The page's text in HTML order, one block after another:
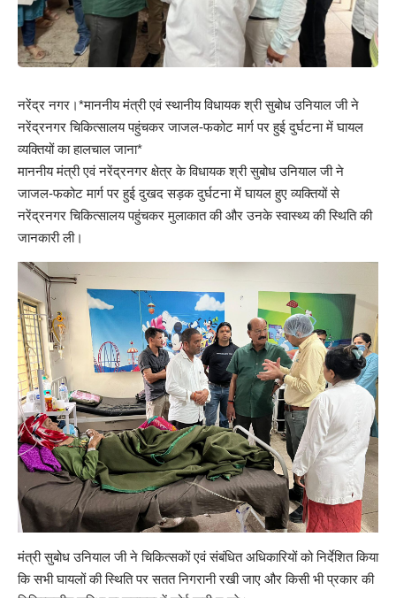
नरेंद्र नगर।*माननीय मंत्री एवं स्थानीय विधायक श्री सुबोध उनियाल जी ने
नरेंद्रनगर चिकित्सालय पहुंचकर जाजल-फकोट मार्ग पर हुई दुर्घटना में घायल
व्यक्तियों का हालचाल जाना*
माननीय मंत्री एवं नरेंद्रनगर क्षेत्र के विधायक श्री सुबोध उनियाल जी ने
जाजल-फकोट मार्ग पर हुई दुखद सड़क दुर्घटना में घायल हुए व्यक्तियों से
नरेंद्रनगर चिकित्सालय पहुंचकर मुलाकात की और उनके स्वास्थ्य की स्थिति की
जानकारी ली।
मंत्री सुबोध उनियाल जी ने चिकित्सकों एवं संबंधित अधिकारियों को निर्देशित किया
कि सभी घायलों की स्थिति पर सतत निगरानी रखी जाए और किसी भी प्रकार की